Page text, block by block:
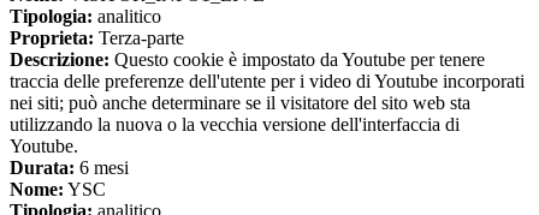
Tipologia: analitico
Proprieta: Terza-parte
Descrizione: Questo cookie è impostato da Youtube per tenere
traccia delle preferenze dell'utente per i video di Youtube incorporati
nei siti; può anche determinare se il visitatore del sito web sta
utilizzando la nuova o la vecchia versione dell'interfaccia di
Youtube.
Durata: 6 mesi
Nome: YSC